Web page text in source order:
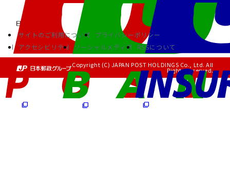
サイトのご利用について
プライバシーポリシー
アクセシビリティ
ソーシャルメディア RSSについて
Copyright (C) JAPAN POST HOLDINGS Co., Ltd. All
Rights Reserved.